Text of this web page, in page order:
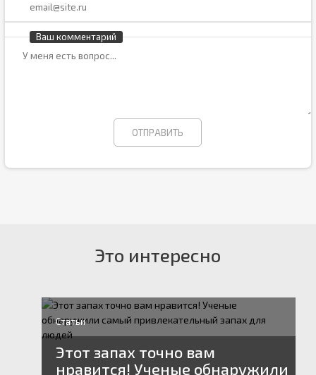
Ваш комментарий
Это интересно
Статьи
Этот запах точно вам
нравится! Ученые обнаружили